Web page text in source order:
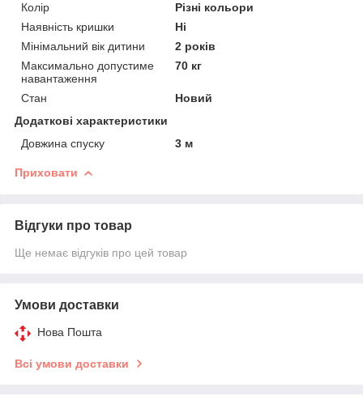
Колір
Різні кольори
Наявність кришки
Ні
Мінімальний вік дитини
2 років
Максимально допустиме
навантаження
70 кг
Стан
Новий
Додаткові характеристики
Довжина спуску
3 м
Приховати
Відгуки про товар
Ще немає відгуків про цей товар
Умови доставки
Нова Пошта
Всі умови доставки